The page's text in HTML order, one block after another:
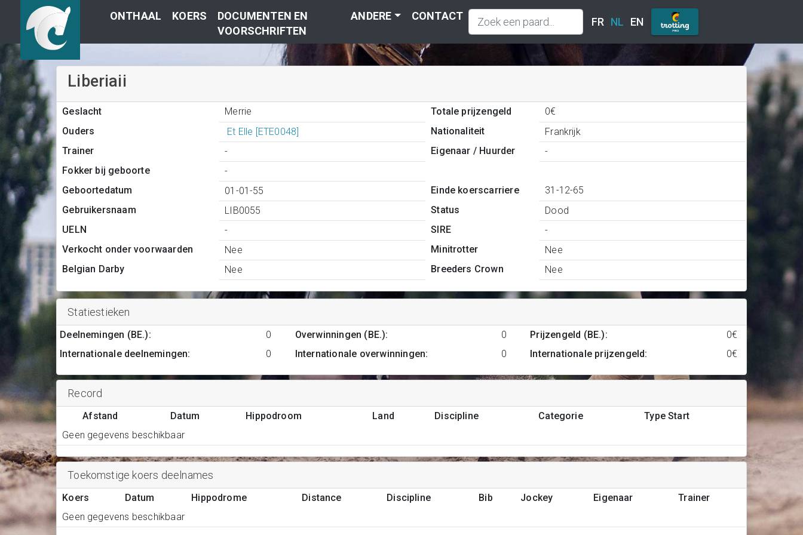
ONTHAAL KOERS
DOCUMENTEN EN
VOORSCHRIFTEN
ANDERE CONTACT FR NL EN
Liberiaii
Geslacht Merrie Totale prijzengeld
0€
Ouders
Et Elle [ETE0048] Nationaliteit
Frankrijk
Trainer
- Eigenaar / Huurder
-
Fokker bij geboorte
-
Geboortedatum
01-01-55 Einde koerscarriere
31-12-65
Gebruikersnaam
LIB0055 Status
Dood
UELN
- SIRE
-
Verkocht onder voorwaarden
Nee Minitrotter
Nee
Belgian Darby
Nee Breeders Crown Nee
Statiestieken
Deelnemingen (BE.):
0
Internationale deelnemingen: 0
Overwinningen (BE.):
0
Internationale overwinningen: 0
Prijzengeld (BE.):
0€
Internationale prijzengeld: 0€
Record
Afstand Datum Hippodroom Land Discipline Categorie
Type Start
Geen gegevens beschikbaar
Toekomstige koers deelnames
Koers Datum Hippodrome Distance Discipline Bib Jockey Eigenaar
Trainer
Geen gegevens beschikbaar